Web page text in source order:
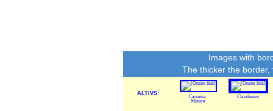
Images with
The thicker the
ALTIVS:
Carmina
Minora
Claudianus